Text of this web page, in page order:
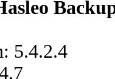
5.4.2.4